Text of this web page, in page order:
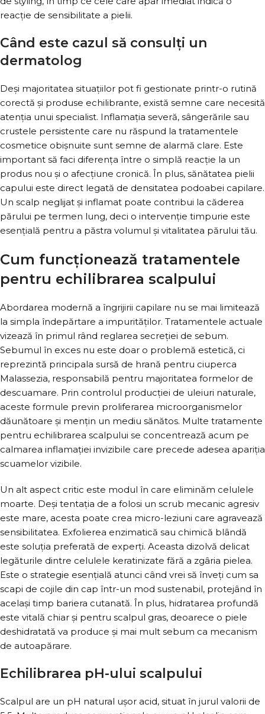
reacție de sensibilitate a pielii.
Când este cazul să consulți un
dermatolog
Deși majoritatea situațiilor pot fi gestionate printr-o rutină
corectă și produse echilibrante, există semne care necesită
atenția unui specialist. Inflamația severă, sângerările sau
crustele persistente care nu răspund la tratamentele
cosmetice obișnuite sunt semne de alarmă clare. Este
important să faci diferența între o simplă reacție la un
produs nou și o afecțiune cronică. În plus, sănătatea pielii
capului este direct legată de densitatea podoabei capilare.
Un scalp neglijat și inflamat poate contribui la căderea
părului pe termen lung, deci o intervenție timpurie este
esențială pentru a păstra volumul și vitalitatea părului tău.
Cum funcționează tratamentele
pentru echilibrarea scalpului
Abordarea modernă a îngrijirii capilare nu se mai limitează
la simpla îndepărtare a impurităților. Tratamentele actuale
vizează în primul rând reglarea secreției de sebum.
Sebumul în exces nu este doar o problemă estetică, ci
reprezintă principala sursă de hrană pentru ciuperca
Malassezia, responsabilă pentru majoritatea formelor de
descuamare. Prin controlul producției de uleiuri naturale,
aceste formule previn proliferarea microorganismelor
dăunătoare și mențin un mediu sănătos. Multe tratamente
pentru echilibrarea scalpului se concentrează acum pe
calmarea inflamației invizibile care precede adesea apariția
scuamelor vizibile.
Un alt aspect critic este modul în care eliminăm celulele
moarte. Deși tentația de a folosi un scrub mecanic agresiv
este mare, acesta poate crea micro-leziuni care agravează
sensibilitatea. Exfolierea enzimatică sau chimică blândă
este soluția preferată de experți. Aceasta dizolvă delicat
legăturile dintre celulele keratinizate fără a zgâria pielea.
Este o strategie esențială atunci când vrei să înveți cum sa
scapi de cojile din cap într-un mod sustenabil, protejând în
același timp bariera cutanată. În plus, hidratarea profundă
este vitală chiar și pentru scalpul gras, deoarece o piele
deshidratată va produce și mai mult sebum ca mecanism
de autoapărare.
Echilibrarea pH-ului scalpului
Scalpul are un pH natural ușor acid, situat în jurul valorii de